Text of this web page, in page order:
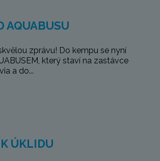
AQUABUSU
zprávu! Do kempu se nyní
který staví na zastávce
a do...
ÚKLIDU